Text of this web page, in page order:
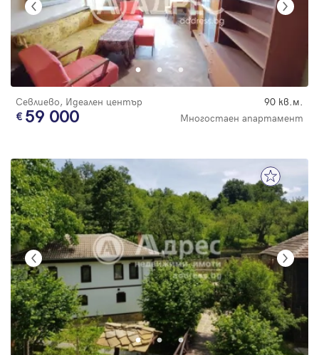
Севлиево, Идеален център 90 кв.м.
59 000 Многостаен апартамент